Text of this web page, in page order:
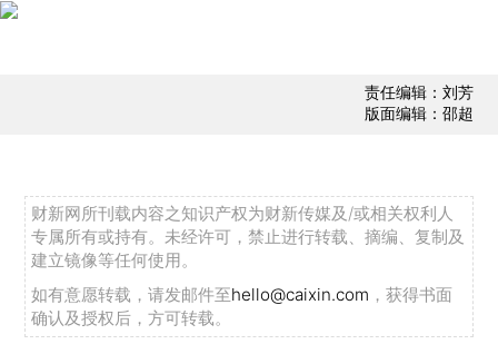
责任编辑：刘芳
版面编辑：邵超
财新网所刊载内容之知识产权为财新传媒及/或相关权利人
专属所有或持有。未经许可，禁止进行转载、摘编、复制及
建立镜像等任何使用。
如有意愿转载，请发邮件至hello@caixin.com ，获得书面
确认及授权后，方可转载。